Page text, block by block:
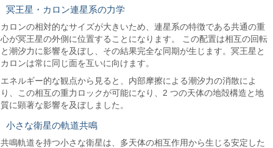
冥王星・カロン連星系の力学
カロンの相対的なサイズが大きいため、連星系の特徴である共通の重
心が冥王星の外側に位置することになります。 この配置は相互の回転
と潮汐力に影響を及ぼし、その結果完全な同期が生じます。冥王星と
カロンは常に同じ面を互いに向けます。
エネルギー的な観点から見ると、内部摩擦による潮汐力の消散によ
り、この相互の重力ロックが可能になり、2 つの天体の地殻構造と地
質に顕著な影響を及ぼしました。
小さな衛星の軌道共鳴
共鳴軌道を持つ小さな衛星は、多天体の相互作用から生じる安定した